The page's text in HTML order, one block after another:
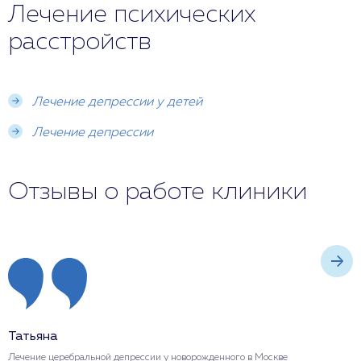
Важно, чтобы центр предлагал индивидуальный
этапах лечения и реабилитации.
Лечение психических
расстройств
Лечение депрессии у детей
Лечение депрессии
Отзывы о работе клиники
Татьяна
Лечение церебральной депрессии у новорожденного в Москве